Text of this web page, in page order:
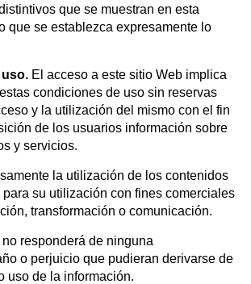
que se muestran en esta
que se establezca expresamente lo
El acceso a este sitio Web implica
condiciones de uso sin reservas
y la utilización del mismo con el fin
de los usuarios información sobre
y servicios.
la utilización de los contenidos
su utilización con fines comerciales
transformación o comunicación.
responderá de ninguna
o perjuicio que pudieran derivarse de
uso de la información.